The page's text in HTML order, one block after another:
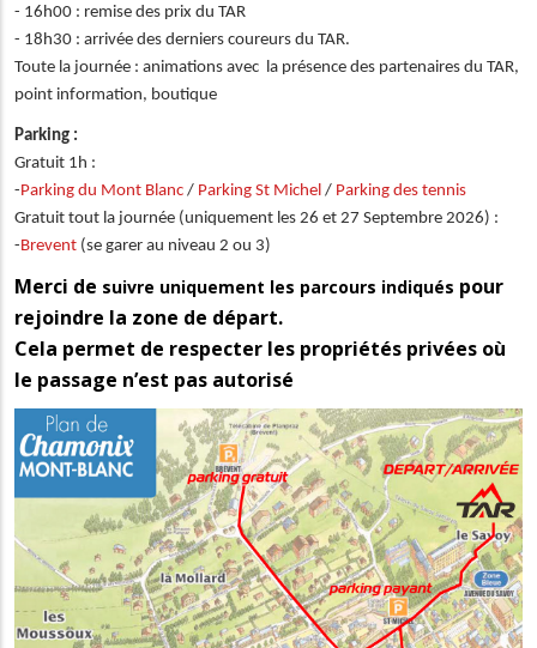
- 16h00 : remise des prix du TAR
- 18h30 : arrivée des derniers coureurs du TAR.
Toute la journée : animations avec la présence des partenaires du TAR,
point information, boutique
Parking :
Gratuit 1h :
- Parking du Mont Blanc / Parking St Michel / Parking des tennis
Gratuit tout la journée (uniquement les 26 et 27 Septembre 2026) :
- Brevent (se garer au niveau 2 ou 3)
Merci de suivre uniquement les parcours indiqués pour
rejoindre la zone de départ.
Cela permet de respecter les propriétés privées où
le passage n’est pas autorisé